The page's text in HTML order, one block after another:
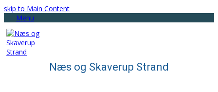
skip to Main Content
Menu
Næs og Skaverup Strand